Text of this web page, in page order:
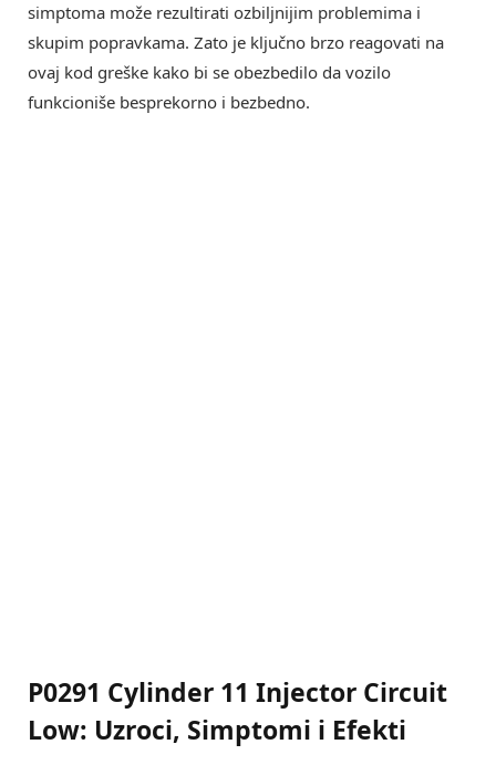
simptoma može rezultirati ozbiljnijim problemima i
skupim popravkama. Zato je ključno brzo reagovati na
ovaj kod greške kako bi se obezbedilo da vozilo
funkcioniše besprekorno i bezbedno.
P0291 Cylinder 11 Injector Circuit
Low: Uzroci, Simptomi i Efekti